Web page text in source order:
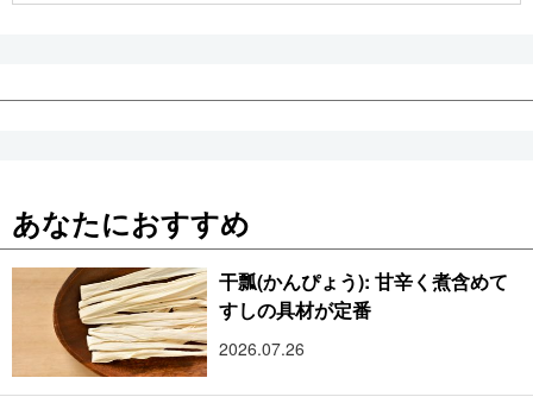
あなたにおすすめ
干瓢(かんぴょう): 甘辛く煮含めて
すしの具材が定番
2026.07.26